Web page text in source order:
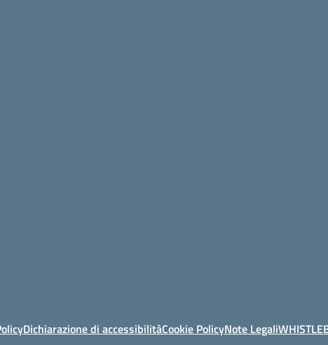
Dichiarazione di accessibilitàCookie PolicyNote Legali